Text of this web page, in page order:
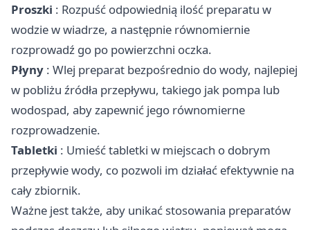
Proszki : Rozpuść odpowiednią ilość preparatu w
wodzie w wiadrze, a następnie równomiernie
rozprowadź go po powierzchni oczka.
Płyny : Wlej preparat bezpośrednio do wody, najlepiej
w pobliżu źródła przepływu, takiego jak pompa lub
wodospad, aby zapewnić jego równomierne
rozprowadzenie.
Tabletki : Umieść tabletki w miejscach o dobrym
przepływie wody, co pozwoli im działać efektywnie na
cały zbiornik.
Ważne jest także, aby unikać stosowania preparatów